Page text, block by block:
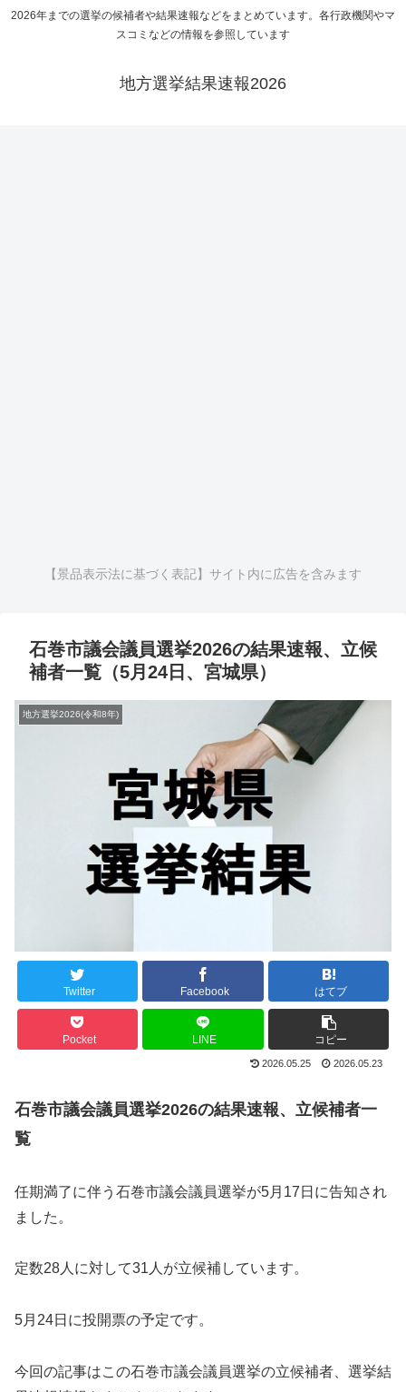
2026年までの選挙の候補者や結果速報などをまとめています。各行政機関やマ
スコミなどの情報を参照しています
地方選挙結果速報2026
【景品表示法に基づく表記】サイト内に広告を含みます
石巻市議会議員選挙2026の結果速報、立候
補者一覧（5月24日、宮城県）
地方選挙2026(令和8年)
Twitter Facebook はてブ
Pocket LINE コピー
2026.05.25 2026.05.23
石巻市議会議員選挙2026の結果速報、立候補者一
覧
任期満了に伴う石巻市議会議員選挙が5月17日に告知され
ました。
定数28人に対して31人が立候補しています。
5月24日に投開票の予定です。
今回の記事はこの石巻市議会議員選挙の立候補者、選挙結